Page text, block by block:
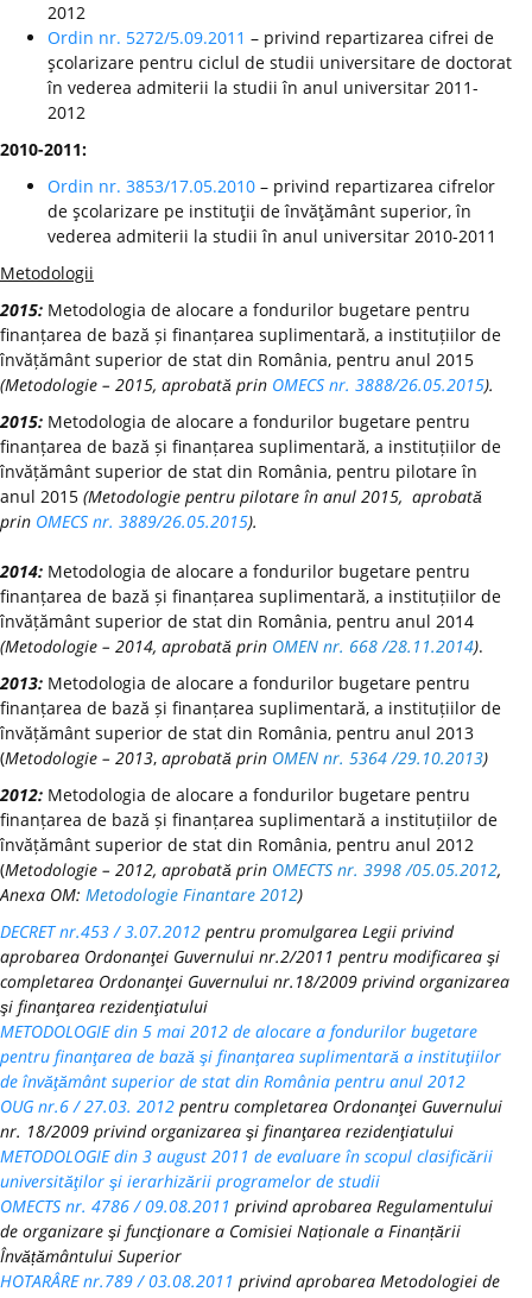
2012
Ordin nr. 5272/5.09.2011 – privind repartizarea cifrei de
şcolarizare pentru ciclul de studii universitare de doctorat
în vederea admiterii la studii în anul universitar 2011-
2012
2010-2011:
Ordin nr. 3853/17.05.2010 – privind repartizarea cifrelor
de şcolarizare pe instituţii de învăţământ superior, în
vederea admiterii la studii în anul universitar 2010-2011
Metodologii
2015: Metodologia de alocare a fondurilor bugetare pentru
finanțarea de bază și finanțarea suplimentară, a instituțiilor de
învățământ superior de stat din România, pentru anul 2015
(Metodologie – 2015, aprobată prin OMECS nr. 3888/26.05.2015).
2015: Metodologia de alocare a fondurilor bugetare pentru
finanțarea de bază și finanțarea suplimentară, a instituțiilor de
învățământ superior de stat din România, pentru pilotare în
anul 2015 (Metodologie pentru pilotare în anul 2015, aprobată
prin OMECS nr. 3889/26.05.2015).
2014: Metodologia de alocare a fondurilor bugetare pentru
finanțarea de bază și finanțarea suplimentară, a instituțiilor de
învățământ superior de stat din România, pentru anul 2014
(Metodologie – 2014, aprobată prin OMEN nr. 668 /28.11.2014).
2013: Metodologia de alocare a fondurilor bugetare pentru
finanțarea de bază și finanțarea suplimentară, a instituțiilor de
învățământ superior de stat din România, pentru anul 2013
(Metodologie – 2013, aprobată prin OMEN nr. 5364 /29.10.2013)
2012: Metodologia de alocare a fondurilor bugetare pentru
finanțarea de bază și finanțarea suplimentară a instituțiilor de
învățământ superior de stat din România, pentru anul 2012
(Metodologie – 2012, aprobată prin OMECTS nr. 3998 /05.05.2012,
Anexa OM: Metodologie Finantare 2012)
DECRET nr.453 / 3.07.2012 pentru promulgarea Legii privind
aprobarea Ordonanţei Guvernului nr.2/2011 pentru modificarea şi
completarea Ordonanţei Guvernului nr.18/2009 privind organizarea
şi finanţarea rezidenţiatului
METODOLOGIE din 5 mai 2012 de alocare a fondurilor bugetare
pentru finanţarea de bază şi finanţarea suplimentară a instituţiilor
de învăţământ superior de stat din România pentru anul 2012
OUG nr.6 / 27.03. 2012 pentru completarea Ordonanţei Guvernului
nr. 18/2009 privind organizarea şi finanţarea rezidenţiatului
METODOLOGIE din 3 august 2011 de evaluare în scopul clasificării
universităţilor şi ierarhizării programelor de studii
OMECTS nr. 4786 / 09.08.2011 privind aprobarea Regulamentului
de organizare şi funcţionare a Comisiei Naționale a Finanțării
Învățământului Superior
HOTARÂRE nr.789 / 03.08.2011 privind aprobarea Metodologiei de